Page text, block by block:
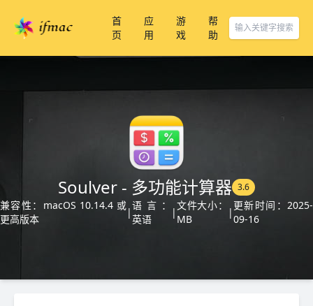
首
页
应
用
游
戏
帮
助
Soulver - 多功能计算器 3.6
兼容性：macOS 10.14.4 或
更高版本
|
语言：
英语
|
文件大小：
MB
|
更新时间：2025-
09-16